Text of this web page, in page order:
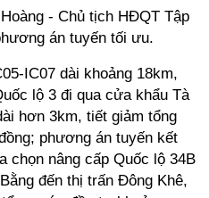
- Chủ tịch HĐQT Tập
án tuyến tối ưu.
IC07 dài khoảng 18km,
lộ 3 đi qua cửa khẩu Tà
hơn 3km, tiết giảm tổng
phương án tuyến kết
chọn nâng cấp Quốc lộ 34B
đến thị trấn Đông Khê,